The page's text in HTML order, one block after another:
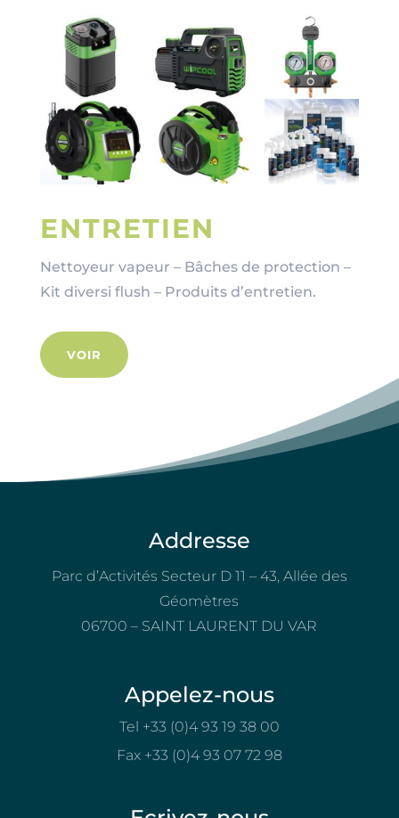
ENTRETIEN
Nettoyeur vapeur – Bâches de protection –
Kit diversi flush – Produits d’entretien.
VOIR
Addresse
Parc d’Activités Secteur D 11 – 43, Allée des
Géomètres
06700 – SAINT LAURENT DU VAR
Appelez-nous
Tel +33 (0)4 93 19 38 00
Fax +33 (0)4 93 07 72 98